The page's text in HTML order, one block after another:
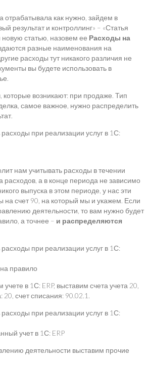
отрабатывала как нужно, зайдем в
результат и контроллинг» – «Статья
статью, назовем ее Расходы на
разные наименования на
расходы тут никакого различия не
вы будете использовать в
возникают: при продаже. Тип
самое важное, нужно распределить
нам учитывать расходы в течении
расходов, а в конце периода не зависимо
выпуска в этом периоде, у нас эти
на счет 90, на который мы и укажем. Если
деятельности, то вам нужно будет
а точнее – и распределяются
правило
в 1С: ERP, выставим счета учета 20,
20, счет списания: 90.02.1.
учет в 1С: ERP
деятельности выставим прочие